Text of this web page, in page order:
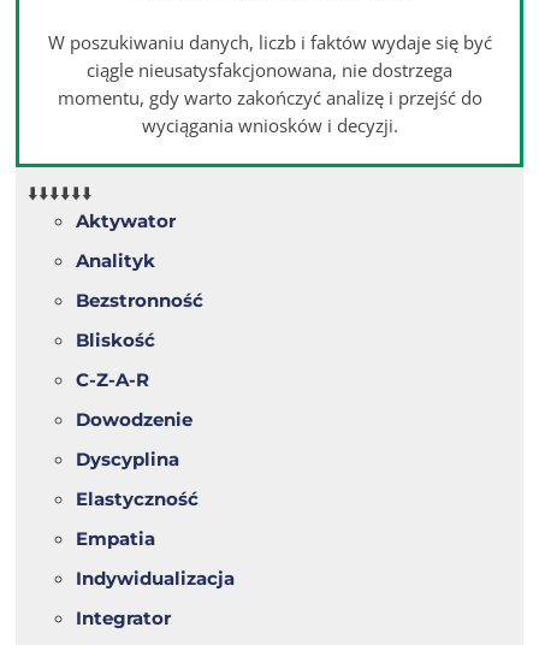
W poszukiwaniu danych, liczb i faktów wydaje się być
ciągle nieusatysfakcjonowana, nie dostrzega
momentu, gdy warto zakończyć analizę i przejść do
wyciągania wniosków i decyzji.
⬇️⬇️⬇️⬇️⬇️⬇️
Aktywator
Analityk
Bezstronność
Bliskość
C-Z-A-R
Dowodzenie
Dyscyplina
Elastyczność
Empatia
Indywidualizacja
Integrator